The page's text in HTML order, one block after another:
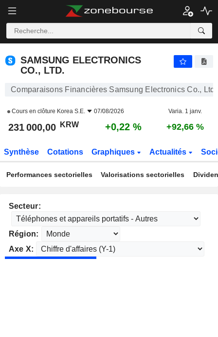
SAMSUNG ELECTRONICS
CO., LTD.
Comparaisons Financières Samsung Electronics Co., Ltd.
Cours en clôture Korea S.E. 07/08/2026 Varia. 1 janv.
231 000,00 KRW +0,22 % +92,66 %
Synthèse Cotations Graphiques Actualités
Performances sectorielles Valorisations sectorielles
Secteur:
Région:
Axe X: